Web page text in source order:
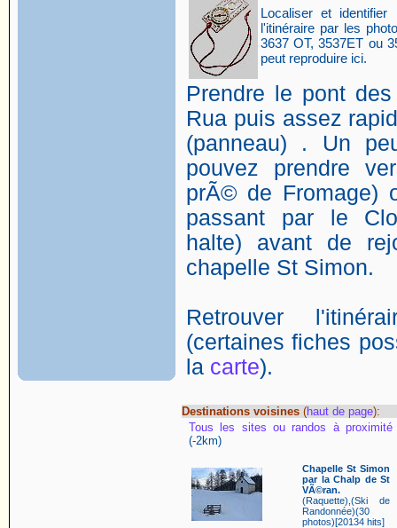
Localiser et identifier
l'itinéraire par les
3637 OT, 3537ET ou
peut reproduire ici.
Prendre le pont
Rua puis assez
(panneau) . Un
pouvez prendre
prÃ© de Fromage)
passant par le
halte) avant de
chapelle St Simon.
Retrouver
(certaines fiches
la carte).
Destinations voisines (haut de page):
Tous les sites ou randos à proximité
(-2km)
Chapelle St Simon
par la Chalp de St
VÃ©ran.
(Raquette),(Ski de
Randonnée)(30
photos)[20134 hits]